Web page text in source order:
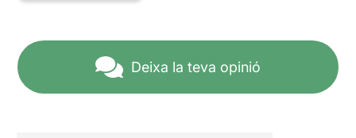
Deixa la teva opinió